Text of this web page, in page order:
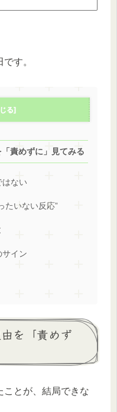
す。
責めずに」見てみる
はない
たいない反応”
サイン
を「責めず
ことが、結局できな